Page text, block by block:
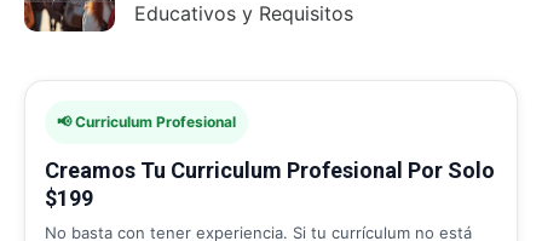
Educativos y Requisitos
📢 Curriculum Profesional
Creamos Tu Curriculum Profesional Por Solo
$199
No basta con tener experiencia. Si tu currículum no está